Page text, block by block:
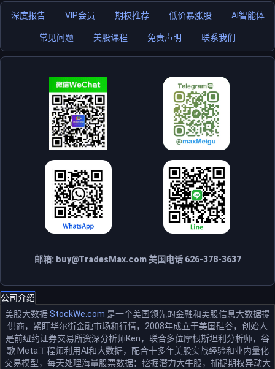
深度报告 VIP会员 期权推荐 低价暴涨股 AI智能体
常见问题 美股课程 免责声明 联系我们
邮箱: buy@TradesMax.com美国电话 626-378-3637
公司介绍
美股大数据StockWe.com 是一个美国领先的金融和美股信息大数据提
供商，紧盯华尔街金融市场和行情，2008年成立于美国硅谷，创始人
是前纽约证券交易所资深分析师Ken，联合多位摩根斯坦利分析师，谷
歌 Meta工程师利用AI和大数据，配合十多年美股实战经验和业内量化
交易模型，每天处理海量股票数据：挖掘潜力大牛股，捕捉期权异动大